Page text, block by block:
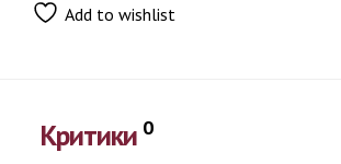
Add to wishlist
Критики 0